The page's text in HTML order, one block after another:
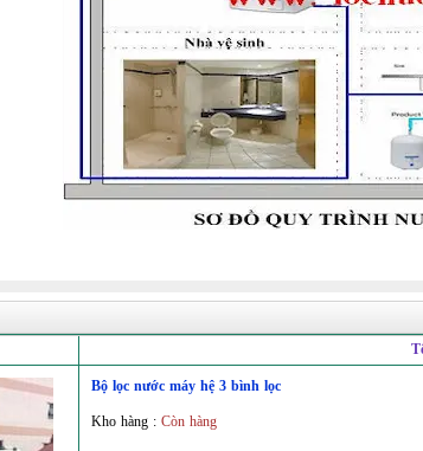
Bộ lọc nước máy hệ 3 bình lọc
Kho hàng : Còn hàng